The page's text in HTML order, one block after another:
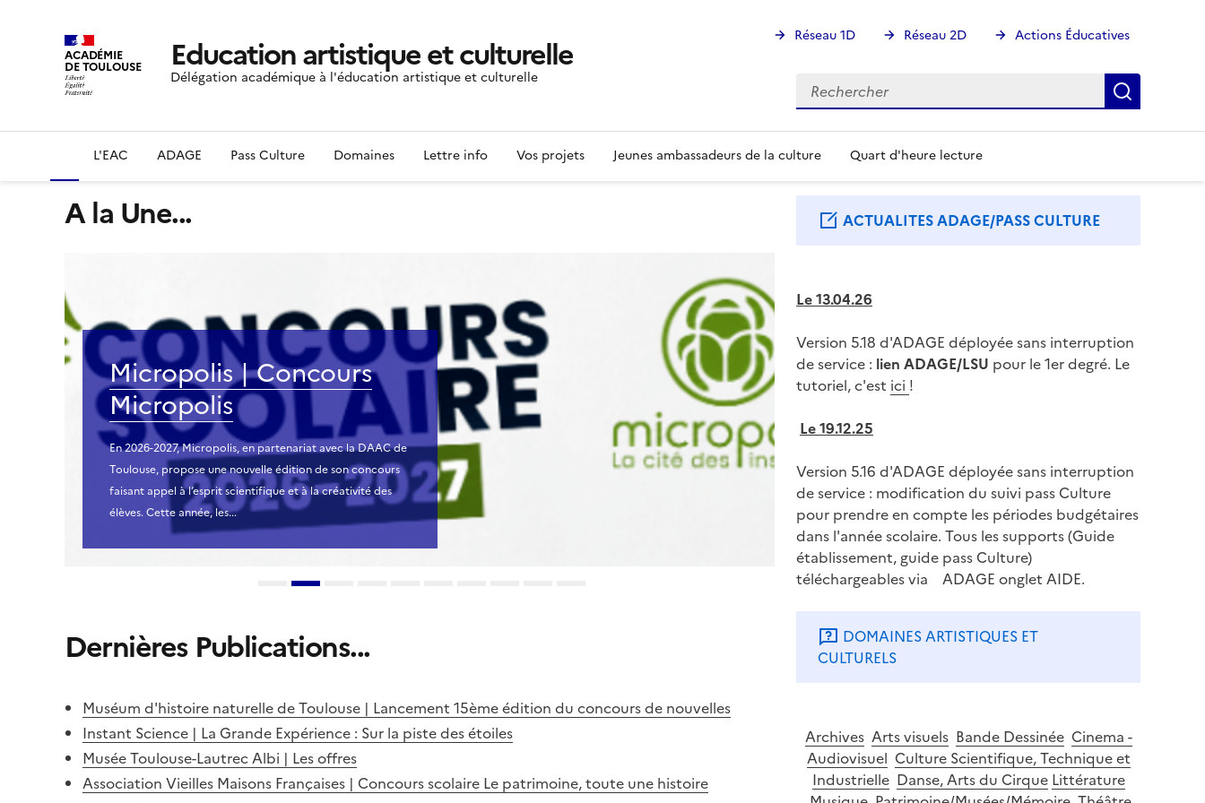
ACADÉMIE
DE TOULOUSE Education artistique et culturelle
Délégation académique à l'éducation artistique et culturelle
Réseau 1D Réseau 2D Actions Éducatives
Rechercher
Rechercher
L'EAC ADAGE Pass Culture Domaines Lettre info Vos projets Jeunes ambassadeurs de la culture Quart d'heure lecture
A la Une...
Micropolis | Concours
Micropolis
En 2026-2027, Micropolis, en partenariat avec la DAAC de
Toulouse, propose une nouvelle édition de son concours
faisant appel à l’esprit scientifique et à la créativité des
élèves. Cette année, les...
Musée Ingres Bourdelle |
juillet au 8 novembre
Dernières Publications...
Muséum d'histoire naturelle de Toulouse | Lancement 15ème édition du concours de nouvelles
Instant Science | La Grande Expérience : Sur la piste des étoiles
Musée Toulouse-Lautrec Albi | Les offres
Association Vieilles Maisons Françaises | Concours scolaire Le patrimoine, toute une histoire
ACTUALITES ADAGE/PASS CULTURE
Le 13.04.26
Version 5.18 d'ADAGE déployée sans interruption
de service : lien ADAGE/LSU pour le 1er degré. Le
tutoriel, c'est ici !
Le 19.12.25
Version 5.16 d'ADAGE déployée sans interruption
de service : modification du suivi pass Culture
pour prendre en compte les périodes budgétaires
dans l'année scolaire. Tous les supports (Guide
établissement, guide pass Culture)
téléchargeables via ADAGE onglet AIDE.
DOMAINES ARTISTIQUES ET
CULTURELS
Archives Arts visuels Bande Dessinée Cinema -
Audiovisuel Culture Scientifique, Technique et
Industrielle Danse, Arts du Cirque Littérature